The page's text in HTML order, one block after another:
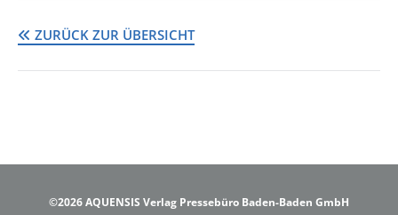
ZURÜCK ZUR ÜBERSICHT
©2026 AQUENSIS Verlag Pressebüro Baden-Baden GmbH